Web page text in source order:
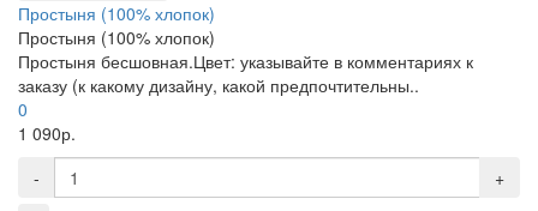
Простыня (100% хлопок)
Простыня (100% хлопок)
Простыня бесшовная.Цвет: указывайте в комментариях к
заказу (к какому дизайну, какой предпочтительны..
0
1 090р.
-
+